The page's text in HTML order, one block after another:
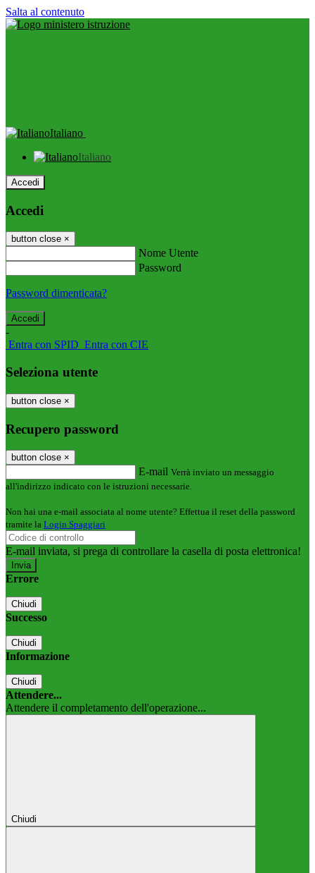
Salta al contenuto
Italiano
Italiano
Accedi
Accedi
button close ×
Nome Utente
Password
Password dimenticata?
-
Entra con SPID Entra con CIE
Seleziona utente
button close ×
Recupero password
button close ×
E-mail Verrà inviato un messaggio
all'indirizzo indicato con le istruzioni necessarie.
Non hai una e-mail associata al nome utente? Effettua il reset della password
tramite la Login Spaggiari
E-mail inviata, si prega di controllare la casella di posta elettronica!
Errore
Chiudi
Successo
Chiudi
Informazione
Chiudi
Attendere...
Attendere il completamento dell'operazione...
Chiudi